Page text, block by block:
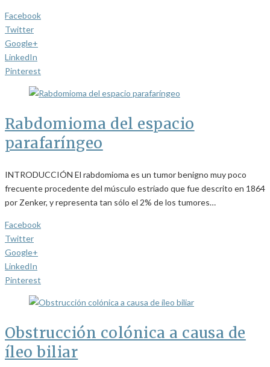
Facebook
Twitter
Google+
LinkedIn
Pinterest
Rabdomioma del espacio
parafaríngeo
INTRODUCCIÓN El rabdomioma es un tumor benigno muy poco
frecuente procedente del músculo estriado que fue descrito en 1864
por Zenker, y representa tan sólo el 2% de los tumores…
Facebook
Twitter
Google+
LinkedIn
Pinterest
Obstrucción colónica a causa de
íleo biliar